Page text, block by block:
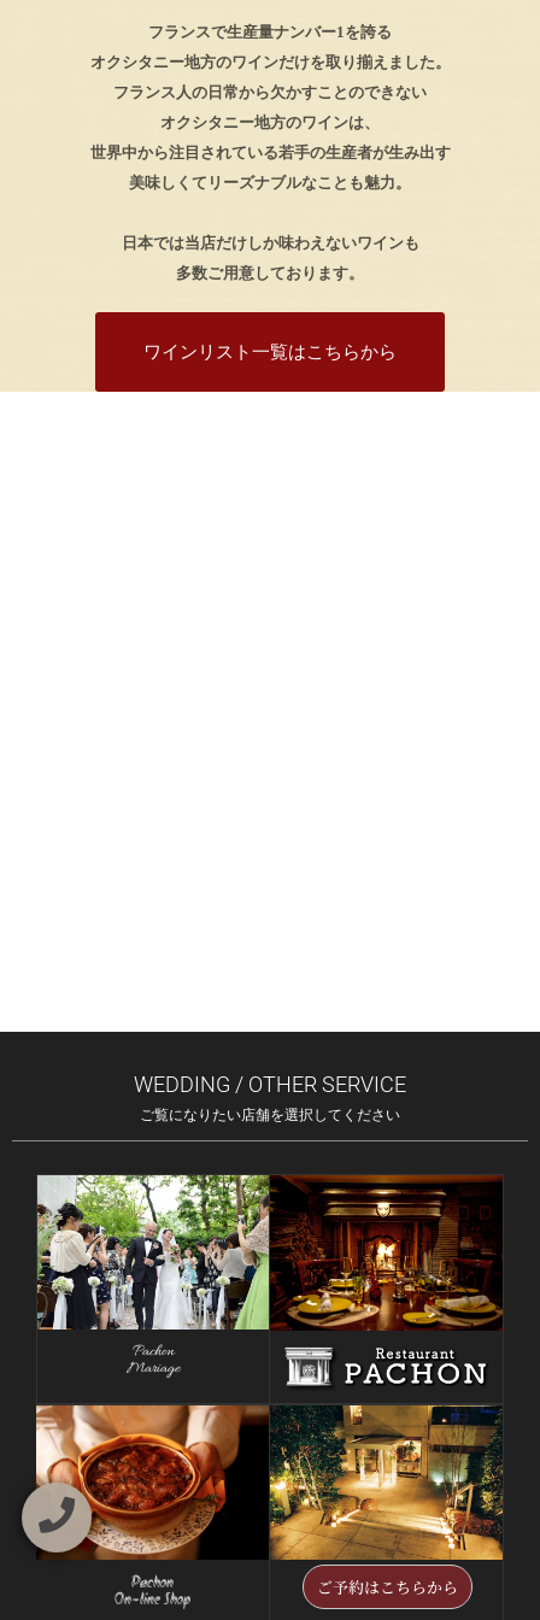
ご予約はこちらから
フランスで生産量ナンバー1を誇る
オクシタニー地方のワインだけを取り揃えました。
フランス人の日常から欠かすことのできない
オクシタニー地方のワインは、
世界中から注目されている若手の生産者が生み出す
美味しくてリーズナブルなことも魅力。
日本では当店だけしか味わえないワインも
多数ご用意しております。
ワインリスト一覧はこちらから
WEDDING / OTHER SERVICE
ご覧になりたい店舗を選択してください
Pachon
Mariage
Pachon
On-line Shop
HILLSIDE BANQUET PACHON